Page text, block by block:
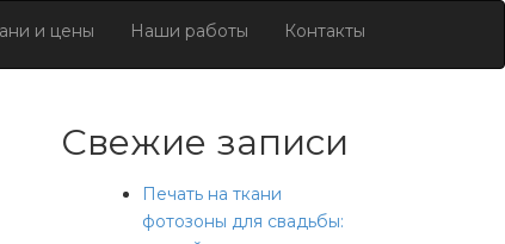
и цены Наши работы Контакты
Свежие записи
Печать на ткани
фотозоны для свадьбы: